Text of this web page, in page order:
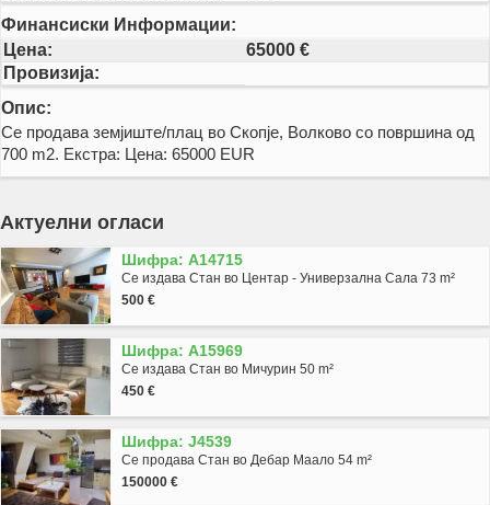
Финансиски Информации:
Цена:
65000 €
Провизија:
Опис:
Се продава земјиште/плац во Скопје, Волково со површина од
700 m2. Екстра: Цена: 65000 EUR
Актуелни огласи
Шифра: A14715
Се издава Стан во Центар - Универзална Сала 73 m²
500 €
Шифра: A15969
Се издава Стан во Мичурин 50 m²
450 €
Шифра: J4539
Се продава Стан во Дебар Маало 54 m²
150000 €